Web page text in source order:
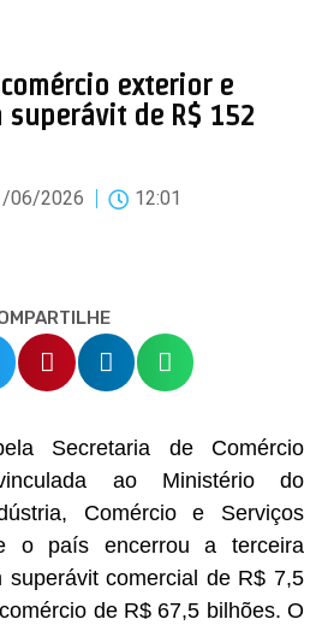
exterior e
de R$ 152
06/2026 12:01
Secretaria de Comércio
ao Ministério do
Comércio e Serviços
o país encerrou a terceira
comercial de R$ 7,5
de R$ 67,5 bilhões. O